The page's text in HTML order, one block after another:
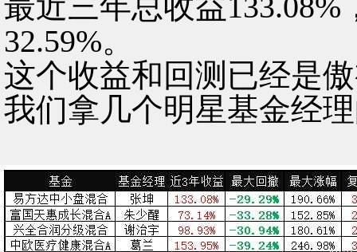
32.59%。
这个收益和回测已经是
我们拿几个明星基金经